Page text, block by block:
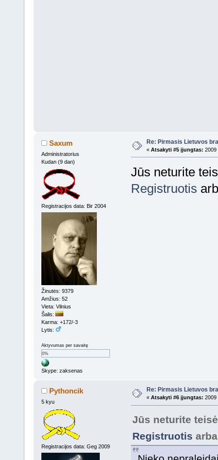
Saxum
Administratorius
Kudan (9 dan)
Registracijos data: Bir 2004
Žinutės: 9379
Amžius: 52
Vieta: Vilnius
Šalis:
Karma: +172/-3
Lytis:
Aktyvumas per savaitę
0%
Skype: zaksenas
Re: Pirmasis Lietuvos
« Atsakyti #5 įjungtas: 2009
Jūs neturite
Registruotis
Pythoncik
5 kyu
Registracijos data: Geg 2009
Re: Pirmasis Lietuvos
« Atsakyti #6 įjungtas: 2009
Jūs neturite
Registruotis